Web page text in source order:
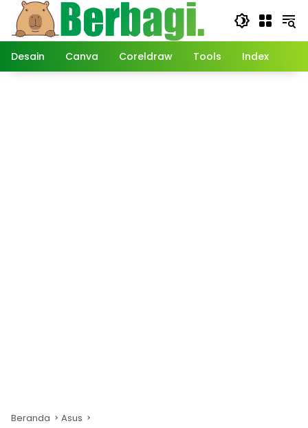
Langsung
konten
Desain
Canva Coreldraw Tools Index
Beranda Asus